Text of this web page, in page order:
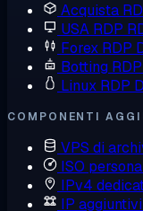
Acquista
USA RDP
Forex RDP
Botting RDP
Linux RDP
COMPONENTI
VPS di
ISO
IPv4
IP aggiuntivi